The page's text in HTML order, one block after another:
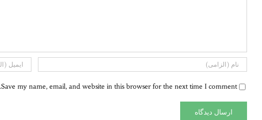
Save my name, email, and website in this browser for the next time I comment.